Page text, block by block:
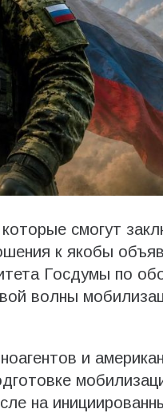
смогут
к якобы
Госдумы по
волны
и
на